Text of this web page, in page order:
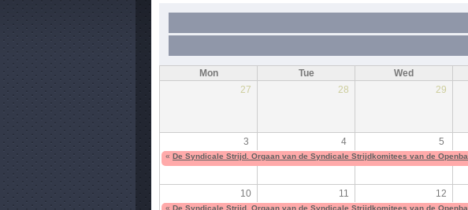
Mon Tue Wed
27
28 29
3 4 5
« De Syndicale Strijd. Orgaan van de Syndicale Strijdkomitees van de
10 11 12
« De Syndicale Strijd. Orgaan van de Syndicale Strijdkomitees van de